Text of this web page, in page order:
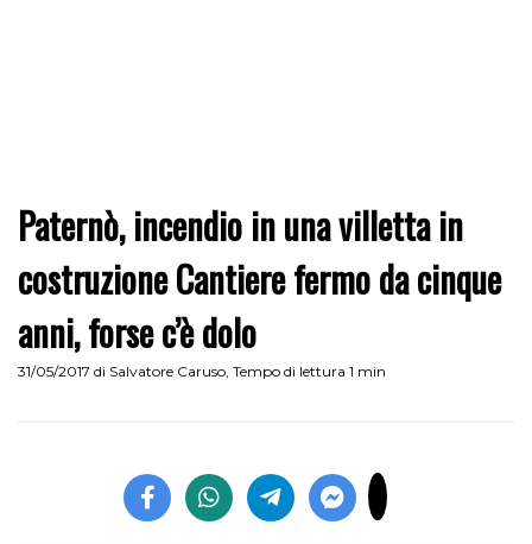
Paternò, incendio in una villetta in
costruzione Cantiere fermo da cinque
anni, forse c’è dolo
31/05/2017 di Salvatore Caruso, Tempo di lettura 1 min